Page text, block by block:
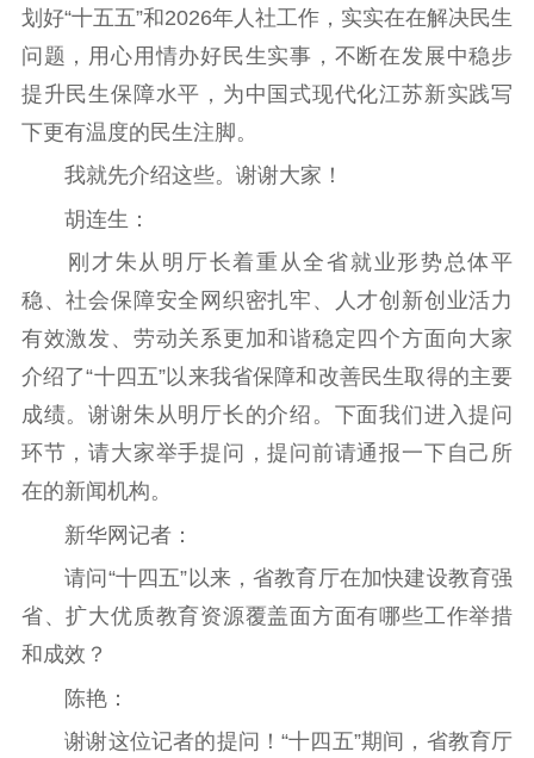
划好“十五五”和2026年人社工作，实实在在解决民生
问题，用心用情办好民生实事，不断在发展中稳步
提升民生保障水平，为中国式现代化江苏新实践写
下更有温度的民生注脚。
我就先介绍这些。谢谢大家！
胡连生：
刚才朱从明厅长着重从全省就业形势总体平
稳、社会保障安全网织密扎牢、人才创新创业活力
有效激发、劳动关系更加和谐稳定四个方面向大家
介绍了“十四五”以来我省保障和改善民生取得的主要
成绩。谢谢朱从明厅长的介绍。下面我们进入提问
环节，请大家举手提问，提问前请通报一下自己所
在的新闻机构。
新华网记者：
请问“十四五”以来，省教育厅在加快建设教育强
省、扩大优质教育资源覆盖面方面有哪些工作举措
和成效？
陈艳：
谢谢这位记者的提问！“十四五”期间，省教育厅